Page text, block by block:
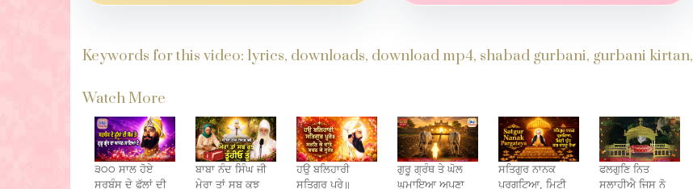
Keywords for this video: lyrics, downloads, download mp4, shabad gurbani, gurbani kirtan,
Watch More
੩੦੦ ਸਾਲ ਹੋਏ
ਸਰਬੰਸ ਦੇ ਫੁੱਲਾਂ ਦੀ
ਬਾਬਾ ਨੰਦ ਸਿੰਘ ਜੀ
ਮੇਰਾ ਤਾਂ ਸਬ ਕੁਝ
ਹਉ ਬਲਿਹਾਰੀ
ਸਤਿਗੁਰ ਪੂਰੇ॥
ਗੁਰੂ ਗ੍ਰੰਥ ਤੇ ਘੋਲ
ਘੁਮਾਇਆ ਅਪਣਾ
ਸਤਿਗੁਰ ਨਾਨਕ
ਪ੍ਰਗਟਿਆ, ਮਿਟੀ
ਫਲਗੁਣਿ ਨਿਤ
ਸਲਾਹੀਐ ਜਿਸ ਨੋ